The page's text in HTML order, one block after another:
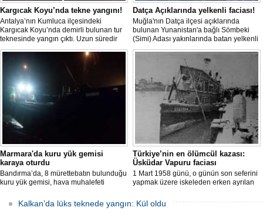
Kargıcak Koyu’nda tekne yangını!
Antalya’nın Kumluca ilçesindeki
Kargıcak Koyu’nda demirli bulunan tur
teknesinde yangın çıktı. Uzun süredir
kullanılmadığı belirtilen ve içerisinde
kimsenin bulunmadığı tekne, itfaiyenin
karadan müdahale edememesi
nedeniyle tamamen yanarak
kullanılamaz hale geldi.
Datça Açıklarında yelkenli faciası!
Muğla'nın Datça ilçesi açıklarında
bulunan Yunanistan'a bağlı Sömbeki
(Simi) Adası yakınlarında batan yelkenli
teknedeki 9 kişiden 8'i sağ olarak
kurtarılırken, kaybolan 1 kişi için deniz
ve havadan geniş çaplı arama kurtarma
çalışması başlatıldı.
Marmara'da kuru yük gemisi
karaya oturdu
Bandırma’da, 8 mürettebatın bulunduğu
kuru yük gemisi, hava muhalefeti
kurtarma çalışmaları sürüyor.
Türkiye’nin en ölümcül kazası:
Üsküdar Vapuru faciası
1 Mart 1958 günü, o günün son seferini
yapmak üzere iskeleden erken ayrılan
dönemedi.
Kalkan’da lüks teknede yangın: Kül oldu